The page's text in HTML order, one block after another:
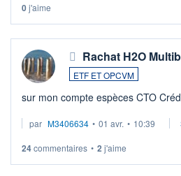
0j'aime
Rachat H2O
ETF ET OPCVM
sur mon compte espèces CTO
par M3406634 • 01 avr. • 10:39
24commentaires • 2 j'aime